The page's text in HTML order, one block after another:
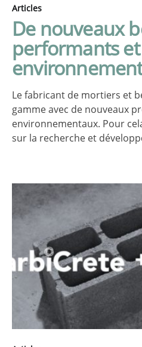
Articles
De nouveaux
performants et
Le fabricant de mortiers et
gamme avec de nouveaux
environnementaux. Pour
sur la recherche et